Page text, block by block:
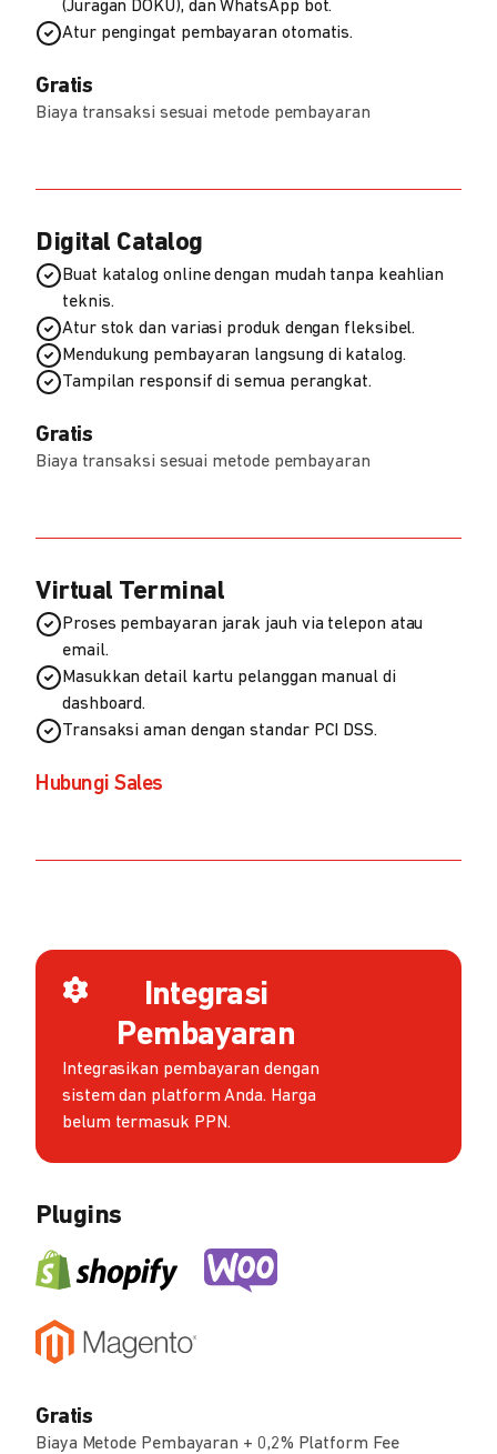
(Juragan DOKU), dan WhatsApp bot.
Atur pengingat pembayaran otomatis.
Gratis
Biaya transaksi sesuai metode pembayaran
Digital Catalog
Buat katalog online dengan mudah tanpa keahlian
teknis.
Atur stok dan variasi produk dengan fleksibel.
Mendukung pembayaran langsung di katalog.
Tampilan responsif di semua perangkat.
Gratis
Biaya transaksi sesuai metode pembayaran
Virtual Terminal
Proses pembayaran jarak jauh via telepon atau
email.
Masukkan detail kartu pelanggan manual di
dashboard.
Transaksi aman dengan standar PCI DSS.
Hubungi Sales
Integrasi
Pembayaran
Integrasikan pembayaran dengan
sistem dan platform Anda. Harga
belum termasuk PPN.
Plugins
Gratis
Biaya Metode Pembayaran + 0,2% Platform Fee